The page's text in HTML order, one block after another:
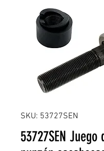
SKU: 53727SEN
53727SEN Juego